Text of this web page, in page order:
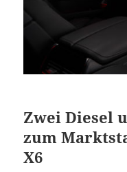
Zwei Diesel
zum
X6